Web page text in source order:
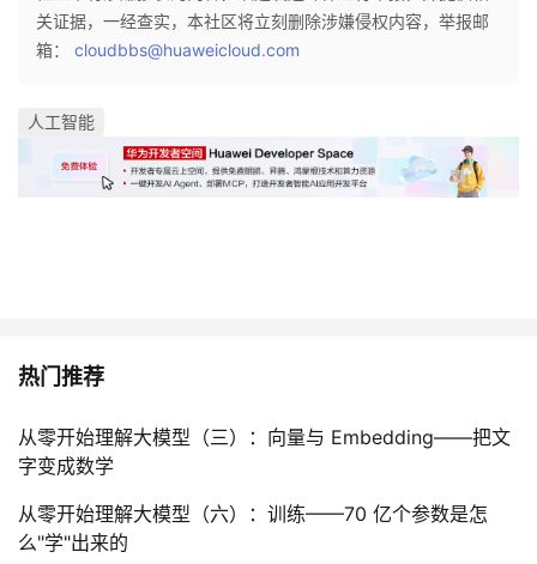
关证据，一经查实，本社区将立刻删除涉嫌侵权内容，举报邮
箱： cloudbbs@huaweicloud.com
人工智能
热门推荐
从零开始理解大模型（三）：向量与 Embedding——把文
字变成数学
从零开始理解大模型（六）：训练——70 亿个参数是怎
么"学"出来的